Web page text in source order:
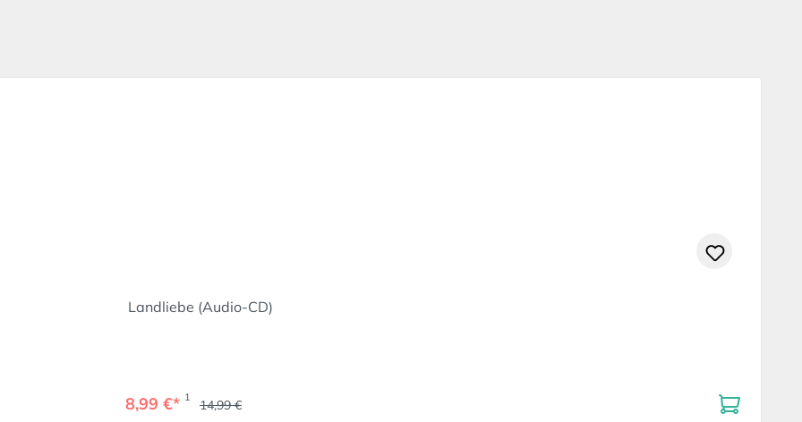
Landliebe (Audio-CD)
8,99 €* 1 14,99 €